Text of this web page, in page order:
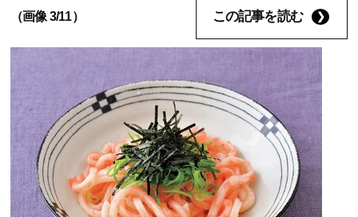
（画像 3/11） この記事を読む